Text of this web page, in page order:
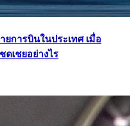
การบินในประเทศ เมื่อ
ดเชยอย่างไร